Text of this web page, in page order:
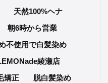
天然100%ヘナ
朝6時から営業
不使用で白髪染め
綾瀬店
矯正
脱白髪染め